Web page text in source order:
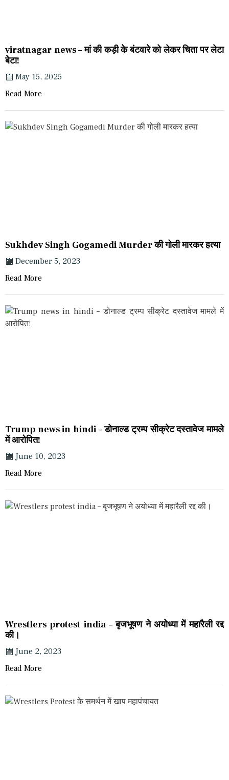
viratnagar news – मां की कड़ी के बंटवारे को लेकर चिता पर लेटा
बेटा!
May 15, 2025
Read More
Sukhdev Singh Gogamedi Murder की गोली मारकर हत्या
December 5, 2023
Read More
Trump news in hindi – डोनाल्ड ट्रम्प सीक्रेट दस्तावेज मामले
में आरोपित!
June 10, 2023
Read More
Wrestlers protest india – बृजभूषण ने अयोध्या में महारैली रद्द
की।
June 2, 2023
Read More